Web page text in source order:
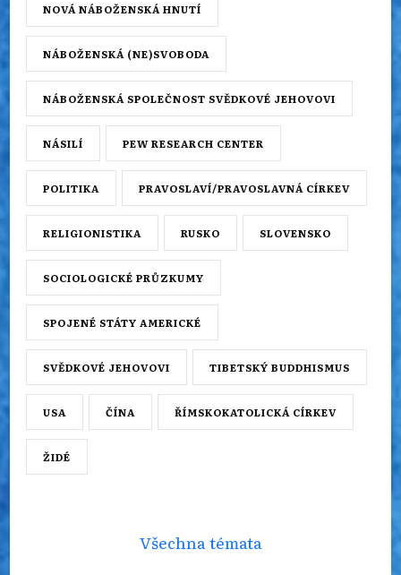
NOVÁ NÁBOŽENSKÁ HNUTÍ
NÁBOŽENSKÁ (NE)SVOBODA
NÁBOŽENSKÁ SPOLEČNOST SVĚDKOVÉ JEHOVOVI
NÁSILÍ PEW RESEARCH CENTER
POLITIKA PRAVOSLAVÍ/PRAVOSLAVNÁ CÍRKEV
RELIGIONISTIKA RUSKO SLOVENSKO
SOCIOLOGICKÉ PRŮZKUMY
SPOJENÉ STÁTY AMERICKÉ
SVĚDKOVÉ JEHOVOVI TIBETSKÝ BUDDHISMUS
USA ČÍNA ŘÍMSKOKATOLICKÁ CÍRKEV
ŽIDÉ
Všechna témata